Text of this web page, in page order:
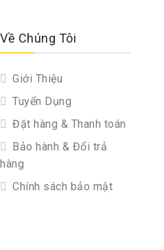
Về Chúng Tôi
Giới Thiệu
Tuyển Dụng
Đặt hàng & Thanh toán
Bảo hành & Đổi trả
hàng
Chính sách bảo mật